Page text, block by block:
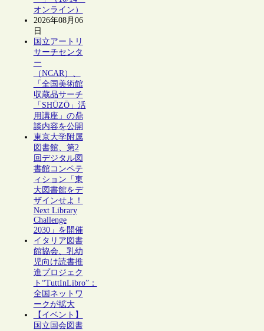
オンライン）
2026年08月06
日
国立アートリ
サーチセンタ
ー
（NCAR）、
「全国美術館
収蔵品サーチ
「SHŪZŌ」活
用講座」の鼎
談内容を公開
東京大学附属
図書館、第2
回デジタル図
書館コンペテ
ィション「東
大図書館をデ
ザインせよ！
Next Library
Challenge
2030」を開催
イタリア図書
館協会、乳幼
児向け読書推
進プロジェク
ト“TuttInLibro”：
全国ネットワ
ークが拡大
【イベント】
国立国会図書